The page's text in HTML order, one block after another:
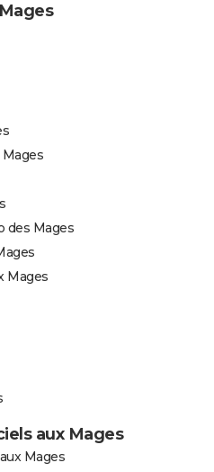
des Mages
Mages
aux Mages
Mages